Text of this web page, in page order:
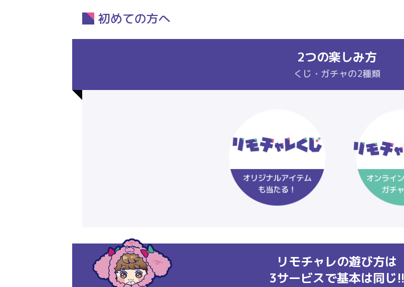
初めての方へ
2つの楽しみ方
くじ・ガチャの2種類
リモチャレの遊び方は
3サービスで基本は同じ!!